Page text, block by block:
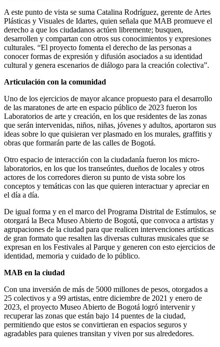
A este punto de vista se suma Catalina Rodríguez, gerente de Artes
Plásticas y Visuales de Idartes, quien señala que MAB promueve el
derecho a que los ciudadanos actúen libremente; busquen,
desarrollen y compartan con otros sus conocimientos y expresiones
culturales. “El proyecto fomenta el derecho de las personas a
conocer formas de expresión y difusión asociados a su identidad
cultural y genera escenarios de diálogo para la creación colectiva”.
Articulación con la comunidad
Uno de los ejercicios de mayor alcance propuesto para el desarrollo
de las maratones de arte en espacio público de 2023 fueron los
Laboratorios de arte y creación, en los que residentes de las zonas
que serán intervenidas, niños, niñas, jóvenes y adultos, aportaron sus
ideas sobre lo que quisieran ver plasmado en los murales, graffitis y
obras que formarán parte de las calles de Bogotá.
Otro espacio de interacción con la ciudadanía fueron los micro-
laboratorios, en los que los transeúntes, dueños de locales y otros
actores de los corredores dieron su punto de vista sobre los
conceptos y temáticas con las que quieren interactuar y apreciar en
el día a día.
De igual forma y en el marco del Programa Distrital de Estímulos, se
otorgará la Beca Museo Abierto de Bogotá, que convoca a artistas y
agrupaciones de la ciudad para que realicen intervenciones artísticas
de gran formato que resalten las diversas culturas musicales que se
expresan en los Festivales al Parque y generen con esto ejercicios de
identidad, memoria y cuidado de lo público.
MAB en la ciudad
Con una inversión de más de 5000 millones de pesos, otorgados a
25 colectivos y a 99 artistas, entre diciembre de 2021 y enero de
2023, el proyecto Museo Abierto de Bogotá logró intervenir y
recuperar las zonas que están bajo 14 puentes de la ciudad,
permitiendo que estos se convirtieran en espacios seguros y
agradables para quienes transitan y viven por sus alrededores.